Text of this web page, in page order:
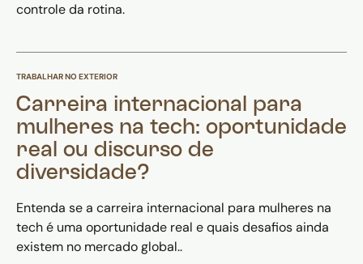
controle da rotina.
TRABALHAR NO EXTERIOR
Carreira internacional para
mulheres na tech: oportunidade
real ou discurso de
diversidade?
Entenda se a carreira internacional para mulheres na
tech é uma oportunidade real e quais desafios ainda
existem no mercado global..